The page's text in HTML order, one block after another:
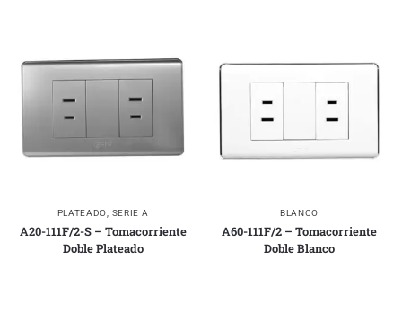
PLATEADO SERIE A
A20-111F/2-S – Tomacorriente
Doble Plateado
BLANCO
A60-111F/2 – Tomacorriente
Doble Blanco